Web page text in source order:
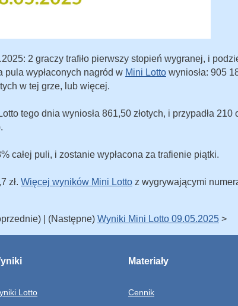
2 graczy trafiło pierwszy stopień wygranej, i
pula wypłaconych nagród w Mini Lotto wyniosła: 905
w tej grze, lub więcej.
tego dnia wyniosła 861,50 złotych, i przypadła 210
całej puli, i zostanie wypłacona za trafienie piątki.
zł. Więcej wyników Mini Lotto z wygrywającymi
| (Następne) Wyniki Mini Lotto 09.05.2025 >
Lotto
Materiały
Cennik